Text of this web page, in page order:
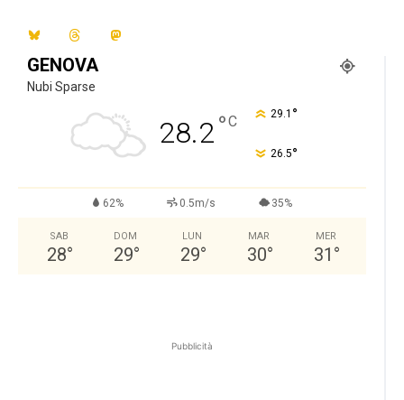
GENOVA
Nubi Sparse
28.2°C 29.1 °
26.5°
62% 0.5m/s 35%
SAB
28°
DOM
29°
LUN
29°
MAR
30°
MER
31 °
Pubblicità